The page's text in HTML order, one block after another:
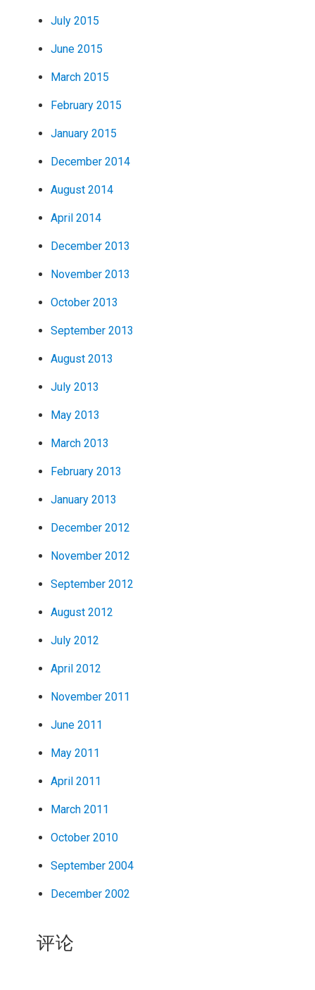
July 2015
June 2015
March 2015
February 2015
January 2015
December 2014
August 2014
April 2014
December 2013
November 2013
October 2013
September 2013
August 2013
July 2013
May 2013
March 2013
February 2013
January 2013
December 2012
November 2012
September 2012
August 2012
July 2012
April 2012
November 2011
June 2011
May 2011
April 2011
March 2011
October 2010
September 2004
December 2002
评论